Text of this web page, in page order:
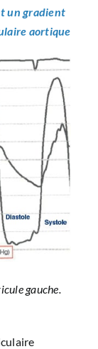
un gradient
aortique
gauche.